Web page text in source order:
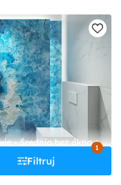
Filtruj
1
Projekt wnętrz domu w Warszawie - Średnia bez okna z lustrem ze szkłem na ścianie z punktowym oświetleniem łazienka, styl nowoczesny - zdjęcie od KJ Architekci